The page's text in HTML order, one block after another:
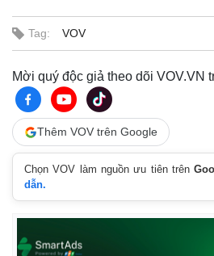
Tag: VOV
Mời quý độc giả theo dõi VOV.VN
Thêm VOV trên Google
Chọn VOV làm nguồn ưu tiên trên
dẫn.